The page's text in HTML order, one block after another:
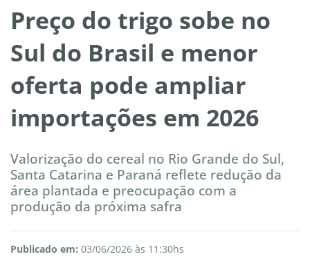
Preço do trigo sobe no
Sul do Brasil e menor
oferta pode ampliar
importações em 2026
Valorização do cereal no Rio Grande do Sul,
Santa Catarina e Paraná reflete redução da
área plantada e preocupação com a
produção da próxima safra
Publicado em: 03/06/2026 às 11:30hs